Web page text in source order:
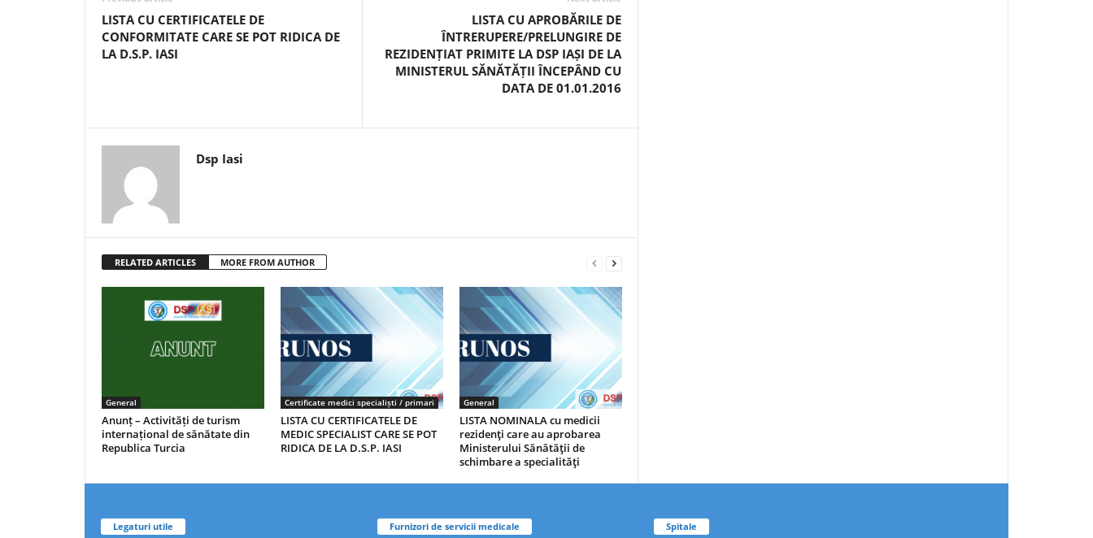
LISTA CU CERTIFICATELE DE
CONFORMITATE CARE SE POT RIDICA DE
LA D.S.P. IASI
LISTA CU APROBĂRILE DE
ÎNTRERUPERE/PRELUNGIRE DE
REZIDENȚIAT PRIMITE LA DSP IAȘI DE LA
MINISTERUL SĂNĂTĂȚII ÎNCEPÂND CU
DATA DE 01.01.2016
Dsp Iasi
RELATED ARTICLES MORE FROM AUTHOR
General
Anunț – Activități de turism
internațional de sănătate din
Republica Turcia
Certificate medici specialiști / primari
LISTA CU CERTIFICATELE DE
MEDIC SPECIALIST CARE SE POT
RIDICA DE LA D.S.P. IASI
General
LISTA NOMINALA cu medicii
rezidenţi care au aprobarea
Ministerului Sănătăţii de
schimbare a specialităţi
Legaturi utile Furnizori de servicii medicale Spitale